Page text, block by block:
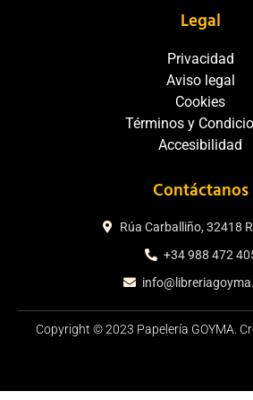
Legal
Privacidad
Aviso legal
Cookies
Términos y
Accesibilidad
Contáctanos
Rúa Carballiño, 32418
+34 988 472
Copyright © 2023 Papelería GOYMA.